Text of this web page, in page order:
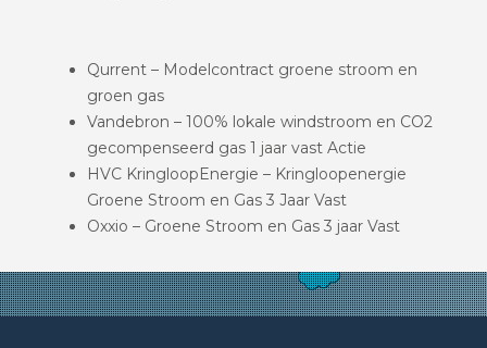
Qurrent – Modelcontract groene stroom en
groen gas
Vandebron – 100% lokale windstroom en CO2
gecompenseerd gas 1 jaar vast Actie
HVC KringloopEnergie – Kringloopenergie
Groene Stroom en Gas 3 Jaar Vast
Oxxio – Groene Stroom en Gas 3 jaar Vast